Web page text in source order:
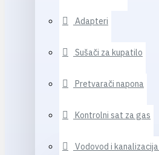
Adapteri
Sušači za kupatilo
Pretvarači napona
Kontrolni sat za gas
Vodovod i kanalizacija